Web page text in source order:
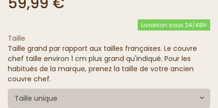
Livraison sous 24/48H
Taille
Taille grand par rapport aux tailles françaises. Le couvre
chef taille environ 1 cm plus grand qu'indiqué. Pour les
habitués de la marque, prenez la taille de votre ancien
couvre chef.
Taille unique